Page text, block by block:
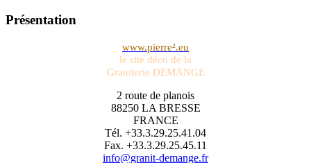
Présentation
www.pierre².eu
le site déco de la
Graniterie DEMANGE
2 route de planois
88250 LA BRESSE
FRANCE
Tél. +33.3.29.25.41.04
Fax. +33.3.29.25.45.11
info@granit-demange.fr